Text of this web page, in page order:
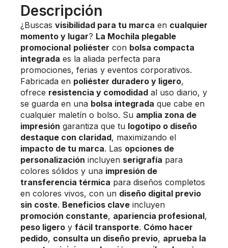
Descripción
¿Buscas visibilidad para tu marca en cualquier
momento y lugar? La Mochila plegable
promocional poliéster con bolsa compacta
integrada es la aliada perfecta para
promociones, ferias y eventos corporativos.
Fabricada en poliéster duradero y ligero,
ofrece resistencia y comodidad al uso diario, y
se guarda en una bolsa integrada que cabe en
cualquier maletín o bolso. Su amplia zona de
impresión garantiza que tu logotipo o diseño
destaque con claridad, maximizando el
impacto de tu marca. Las opciones de
personalización incluyen serigrafía para
colores sólidos y una impresión de
transferencia térmica para diseños completos
en colores vivos, con un diseño digital previo
sin coste. Beneficios clave incluyen
promoción constante, apariencia profesional,
peso ligero y fácil transporte. Cómo hacer
pedido, consulta un diseño previo, aprueba la